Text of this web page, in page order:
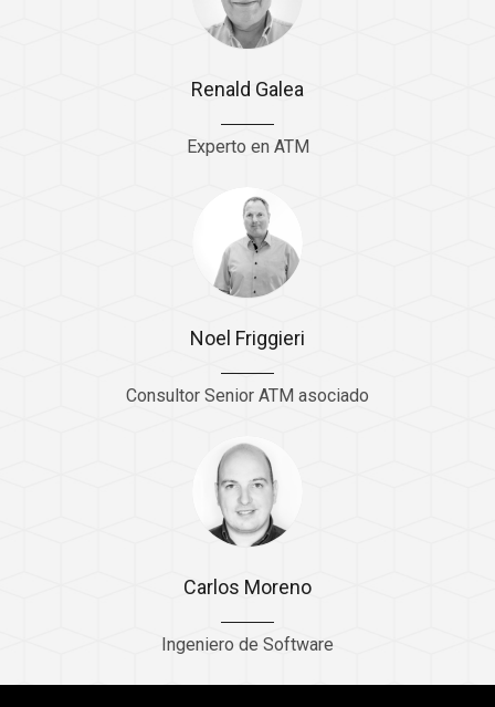
Renald Galea
Experto en ATM
Noel Friggieri
Consultor Senior ATM asociado
Carlos Moreno
Ingeniero de Software